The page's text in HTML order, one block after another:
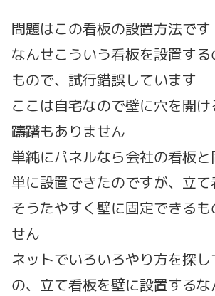
問題はこの看板の設置方法です
なんせこういう看板を設置す
もので、試行錯誤しています
ここは自宅なので壁に穴を開
躊躇もありません
単純にパネルなら会社の看板
単に設置できたのですが、立て
そうたやすく壁に固定できる
せん
ネットでいろいろやり方を探
の、立て看板を壁に設置する